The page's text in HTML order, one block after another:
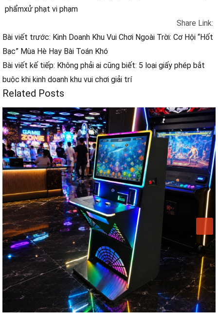
phẩmxử phạt vi phạm
Share Link:
Bài viết trước: Kinh Doanh Khu Vui Chơi Ngoài Trời: Cơ Hội “Hốt
Bạc” Mùa Hè Hay Bài Toán Khó
Bài viết kế tiếp: Không phải ai cũng biết: 5 loại giấy phép bắt
buộc khi kinh doanh khu vui chơi giải trí
Related Posts